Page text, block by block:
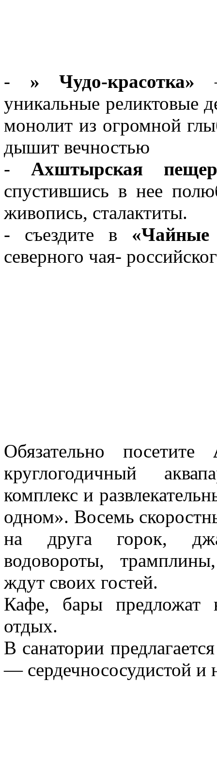
- » Чудо-красотка»
уникальные реликтовые
монолит из огромной
дышит вечностью
- Ахштырская
спустившись в нее
живопись, сталактиты.
- съездите в
северного чая-
Обязательно посетите
круглогодичный
комплекс и
одном». Восемь
на друга горок,
водовороты,
ждут своих гостей.
Кафе, бары предложат
отдых.
В санатории
— сердечнососудистой и